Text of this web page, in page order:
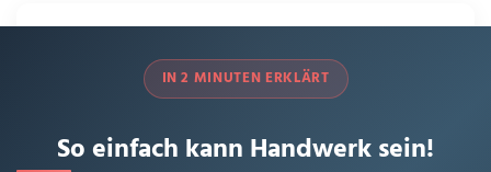
IN 2 MINUTEN ERKLÄRT
So einfach kann Handwerk sein!